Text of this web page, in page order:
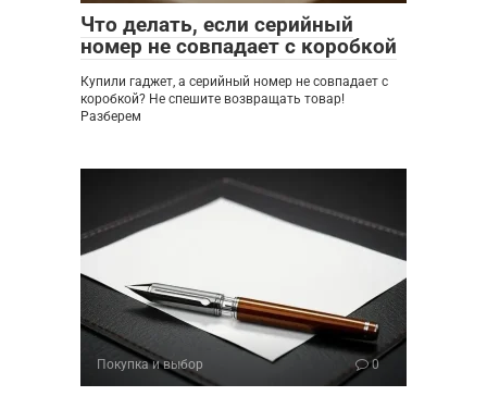
Что делать, если серийный
номер не совпадает с коробкой
Купили гаджет, а серийный номер не совпадает с
коробкой? Не спешите возвращать товар!
Разберем
Покупка и выбор 0